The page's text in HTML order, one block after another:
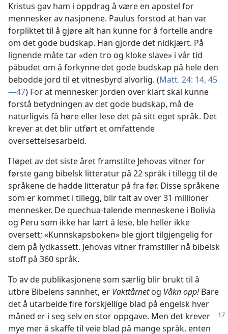
Kristus gav ham i oppdrag å være en apostel for
mennesker av nasjonene. Paulus forstod at han var
forpliktet til å gjøre alt han kunne for å fortelle andre
om det gode budskap. Han gjorde det nidkjært. På
lignende måte tar «den tro og kloke slave» i vår tid
påbudet om å forkynne det gode budskap på hele den
bebodde jord til et vitnesbyrd alvorlig. (Matt. 24: 14, 45
—47) For at mennesker jorden over klart skal kunne
forstå betydningen av det gode budskap, må de
naturligvis få høre eller lese det på sitt eget språk. Det
krever at det blir utført et omfattende
oversettelsesarbeid.
I løpet av det siste året framstilte Jehovas vitner for
første gang bibelsk litteratur på 22 språk i tillegg til de
språkene de hadde litteratur på fra før. Disse språkene
som er kommet i tillegg, blir talt av over 31 millioner
mennesker. De quechua-talende menneskene i Bolivia
og Peru som ikke har lært å lese, ble heller ikke
oversett; «Kunnskapsboken» ble gjort tilgjengelig for
dem på lydkassett. Jehovas vitner framstiller nå bibelsk
stoff på 360 språk.
To av de publikasjonene som særlig blir brukt til å
utbre Bibelens sannhet, er Vakttårnetog Våkn opp!Bare
det å utarbeide fire forskjellige blad på engelsk hver
måned er i seg selv en stor oppgave. Men det krever
mye mer å skaffe til veie blad på mange språk, enten